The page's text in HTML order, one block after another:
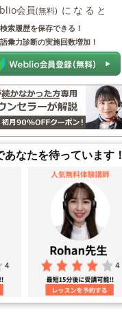
会員(無料) になると
検索履歴を保存できる！
語彙力診断の実施回数増加！
なたを待っています！